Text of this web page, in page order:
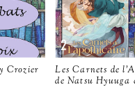
Crozier
Les Carnets de
de Natsu Hyuuga